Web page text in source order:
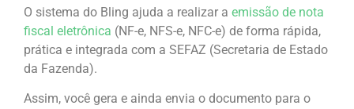
O sistema do Bling ajuda a realizar a emissão de nota
fiscal eletrônica (NF-e, NFS-e, NFC-e) de forma rápida,
prática e integrada com a SEFAZ (Secretaria de Estado
da Fazenda).
Assim, você gera e ainda envia o documento para o